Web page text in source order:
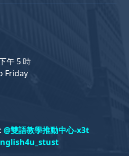
午 5 時
Friday
@雙語教學推動中心-x3t